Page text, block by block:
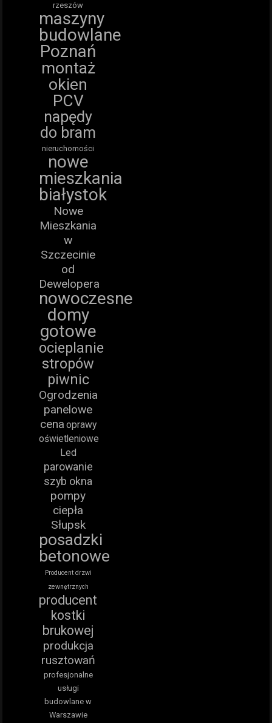
rzeszów
maszyny
budowlane
Poznań
montaż
okien
PCV
napędy
do bram
nieruchomości
nowe
mieszkania
białystok
Nowe
Mieszkania
w
Szczecinie
od
Dewelopera
nowoczesne
domy
gotowe
ocieplanie
stropów
piwnic
Ogrodzenia
panelowe
cena oprawy
oświetleniowe
Led
parowanie
szyb okna
pompy
ciepła
Słupsk
posadzki
betonowe
Producent drzwi
zewnętrznych
producent
kostki
brukowej
produkcja
rusztowań
profesjonalne
usługi
budowlane w
Warszawie